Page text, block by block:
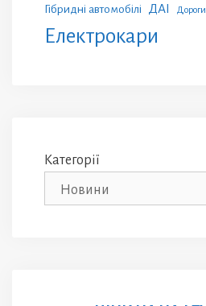
Гібридні автомобілі ДАІ Дороги
Електрокари
Категорії